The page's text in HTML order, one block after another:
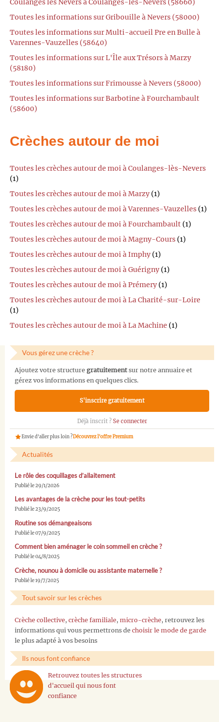
Coulanges les Nevers à Coulanges-lès-Nevers (58660)
Toutes les informations sur Gribouille à Nevers (58000)
Toutes les informations sur Multi-accueil Pre en Bulle à
Varennes-Vauzelles (58640)
Toutes les informations sur L'Île aux Trésors à Marzy
(58180)
Toutes les informations sur Frimousse à Nevers (58000)
Toutes les informations sur Barbotine à Fourchambault
(58600)
Crèches autour de moi
Toutes les crèches autour de moi à Coulanges-lès-Nevers
(1)
Toutes les crèches autour de moi à Marzy (1)
Toutes les crèches autour de moi à Varennes-Vauzelles (1)
Toutes les crèches autour de moi à Fourchambault (1)
Toutes les crèches autour de moi à Magny-Cours (1)
Toutes les crèches autour de moi à Imphy (1)
Toutes les crèches autour de moi à Guérigny (1)
Toutes les crèches autour de moi à Prémery (1)
Toutes les crèches autour de moi à La Charité-sur-Loire
(1)
Toutes les crèches autour de moi à La Machine (1)
Vous gérez une crèche ?
Ajoutez votre structure gratuitementsur notre annuaire et
gérez vos informations en quelques clics.
S'inscrire gratuitement
Déjà inscrit ? Se connecter
Envie d'aller plus loin ?Découvrez l'offre Premium
Actualités
Le rôle des coquillages d’allaitement
Publié le 29/1/2026
Les avantages de la crèche pour les tout-petits
Publié le 23/9/2025
Routine sos démangeaisons
Publié le 07/9/2025
Comment bien aménager le coin sommeil en crèche ?
Publié le 04/8/2025
Crèche, nounou à domicile ou assistante maternelle ?
Publié le 19/7/2025
Tout savoir sur les crèches
Crèche collective, crèche familiale, micro-crèche, retrouvez les
informations qui vous permettrons de choisir le mode de garde
le plus adapté à vos besoins
Ils nous font confiance
Retrouvez toutes les structures
d'accueil qui nous font
confiance